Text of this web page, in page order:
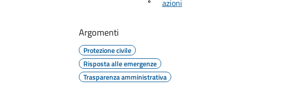
azioni
Argomenti
Protezione civile
Risposta alle emergenze
Trasparenza amministrativa